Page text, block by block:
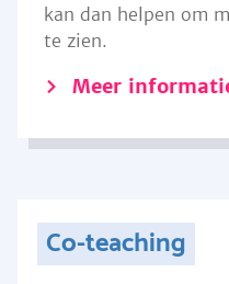
kan dan helpen om
te zien.
Meer
Co-teaching